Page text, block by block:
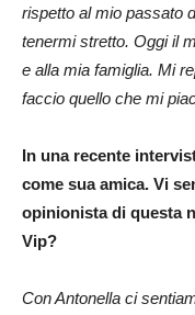
rispetto al mio passato
tenermi stretto. Oggi il
e alla mia famiglia. Mi
faccio quello che mi
In una recente
come sua amica. Vi
opinionista di questa
Vip?
Con Antonella ci